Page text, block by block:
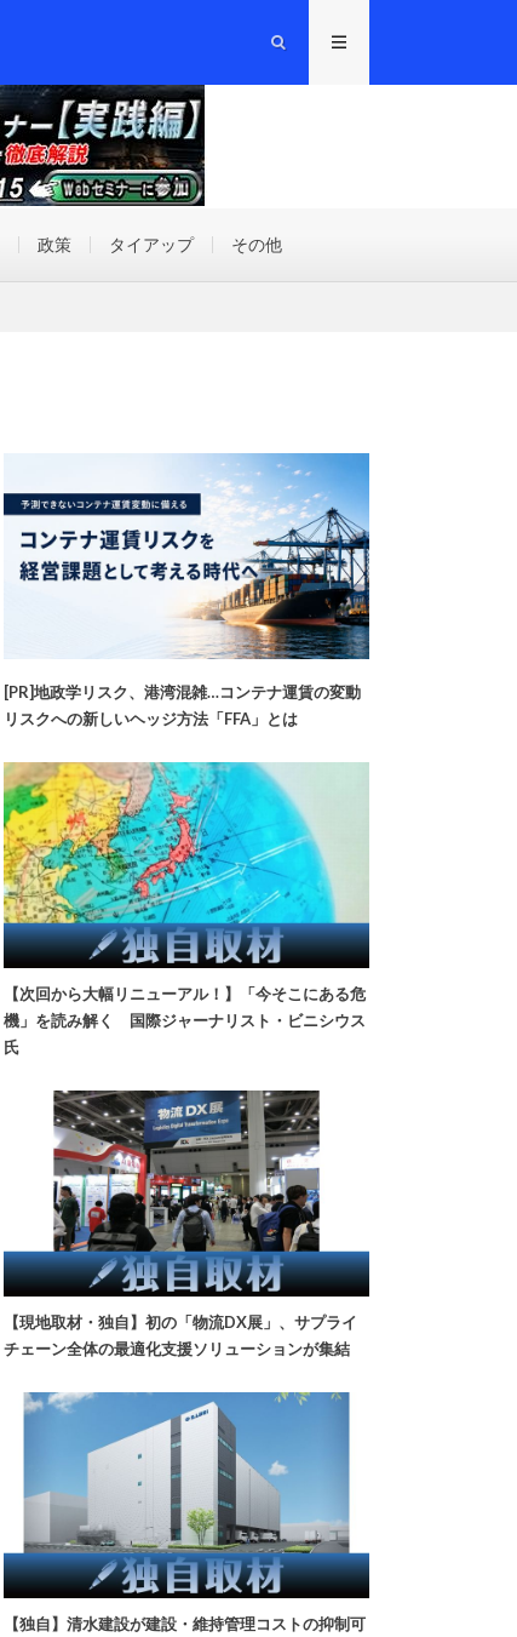
政策 タイアップ その他
[PR]地政学リスク、港湾混雑…コンテナ運賃の変動
リスクへの新しいヘッジ方法「FFA」とは
【次回から大幅リニューアル！】「今そこにある危
機」を読み解く 国際ジャーナリスト・ビニシウス
氏
【現地取材・独自】初の「物流DX展」、サプライ
チェーン全体の最適化支援ソリューションが集結
【独自】清水建設が建設・維持管理コストの抑制可